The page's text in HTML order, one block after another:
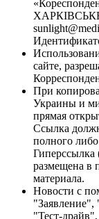
ХАРКІВСЬКЕ
сайте,
При
Украины и
прямая
Ссылка
полного
Гиперссылка
размещена в
материала.
Новости с
"Тест-